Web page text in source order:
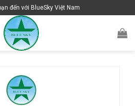
đến với BlueSky Việt Nam